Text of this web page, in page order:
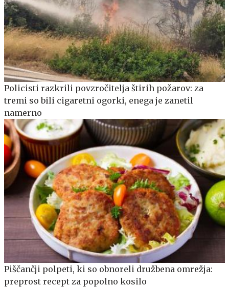
Policisti razkrili povzročitelja štirih požarov: za
tremi so bili cigaretni ogorki, enega je zanetil
namerno
Piščančji polpeti, ki so obnoreli družbena omrežja:
preprost recept za popolno kosilo